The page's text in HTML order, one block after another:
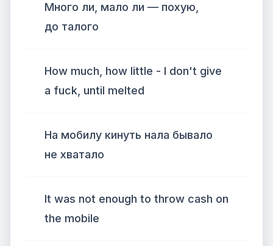
Много ли, мало ли — похую,
до талого
How much, how little - I don't give
a fuck, until melted
На мобилу кинуть нала бывало
не хватало
It was not enough to throw cash on
the mobile